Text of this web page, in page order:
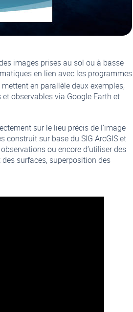
images prises au sol ou à basse
en lien avec les programmes
en parallèle deux exemples,
observables via Google Earth et
sur le lieu précis de l’image
construit sur base du SIG ArcGIS et
ou encore d’utiliser des
surfaces, superposition des